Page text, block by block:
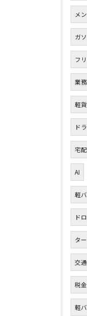
メ
ガ
フ
業
軽
ド
宅配
AI
軽
ド
タ
交
税
軽